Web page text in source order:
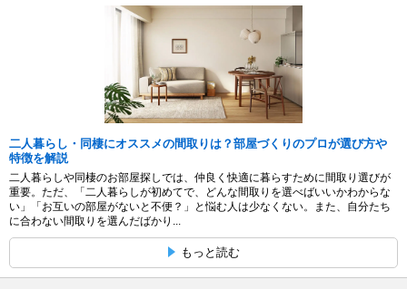
二人暮らし・同棲にオススメの間取りは？部屋づくりのプロが選び方や
特徴を解説
二人暮らしや同棲のお部屋探しでは、仲良く快適に暮らすために間取り選びが
重要。ただ、「二人暮らしが初めてで、どんな間取りを選べばいいかわからな
い」「お互いの部屋がないと不便？」と悩む人は少なくない。また、自分たち
に合わない間取りを選んだばかり...
もっと読む